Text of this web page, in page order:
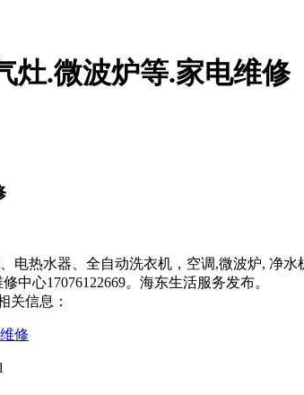
灶.微波炉等.家电维修
电热水器、全自动洗衣机，空调,微波炉, 净
心17076122669。海东生活服务发布。
关信息：
修